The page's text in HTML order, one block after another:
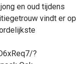
en oud tijdens
vindt er op
?